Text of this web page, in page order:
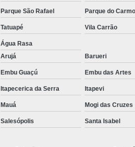
Parque São Rafael Parque do Carmo
Tatuapé Vila Carrão
Água Rasa
Arujá Barueri
Embu Guaçú Embu das Artes
Itapecerica da Serra Itapevi
Mauá Mogi das Cruzes
Salesópolis Santa Isabel